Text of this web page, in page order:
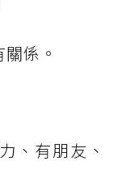
係。
、有朋友、